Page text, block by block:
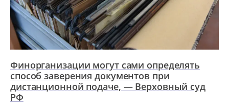
Финорганизации могут сами определять
способ заверения документов при
дистанционной подаче, — Верховный суд
РФ